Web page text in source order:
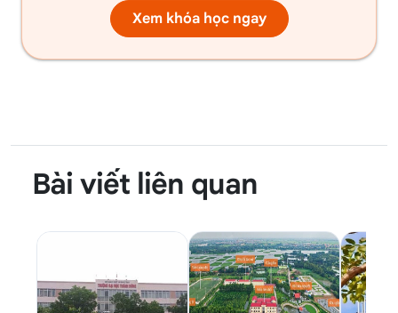
Xem khóa học ngay
Bài viết liên quan